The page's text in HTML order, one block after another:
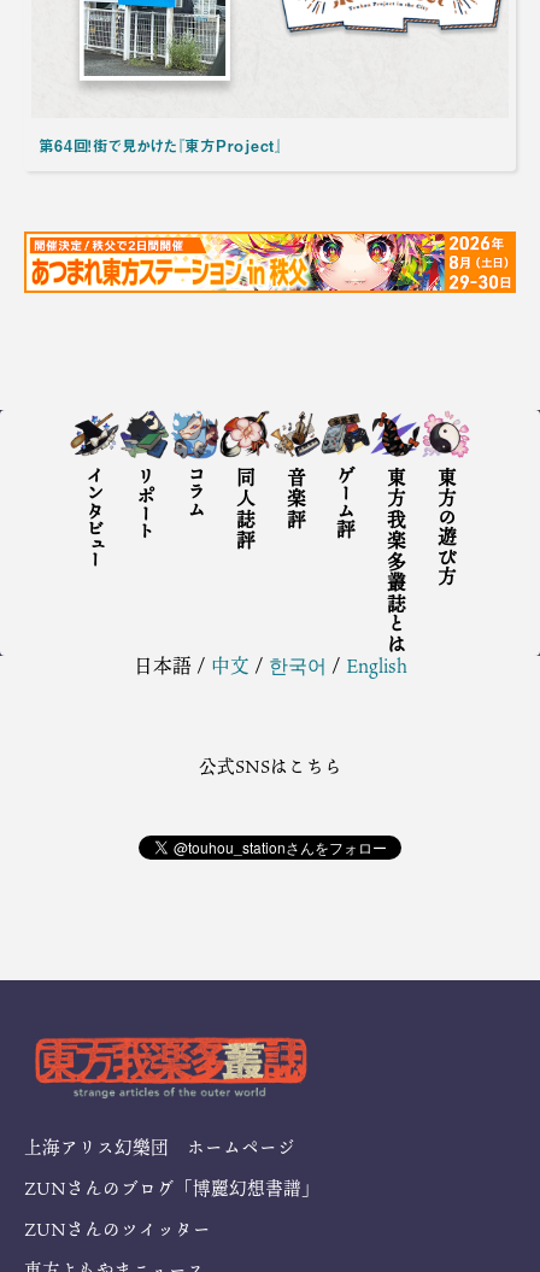
第64回！街で見かけた『東方Project』
インタビュー リポート コラム 同人誌評 音楽評 ゲーム評 東方我楽多叢誌とは 東方の遊び方
日本語/ 中文 / 한국어 / English
公式SNSはこちら
上海アリス幻樂団 ホームページ
ZUNさんのブログ「博麗幻想書譜」
ZUNさんのツイッター